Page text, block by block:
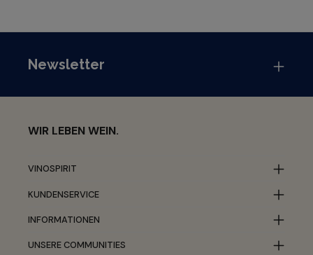
Newsletter
WIR LEBEN WEIN.
VINOSPIRIT
KUNDENSERVICE
INFORMATIONEN
UNSERE COMMUNITIES